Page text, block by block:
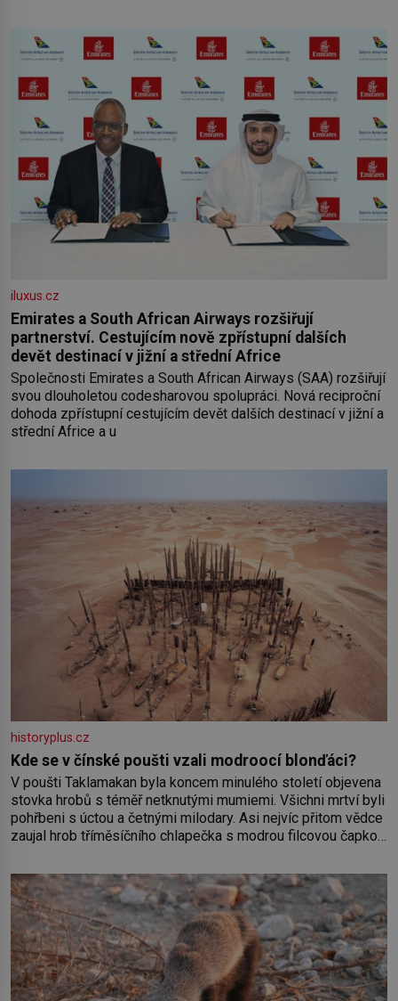
iluxus.cz
Emirates a South African Airways rozšiřují
partnerství. Cestujícím nově zpřístupní dalších
devět destinací v jižní a střední Africe
Společnosti Emirates a South African Airways (SAA) rozšiřují
svou dlouholetou codesharovou spolupráci. Nová reciproční
dohoda zpřístupní cestujícím devět dalších destinací v jižní a
střední Africe a u
historyplus.cz
Kde se v čínské poušti vzali modroocí blonďáci?
V poušti Taklamakan byla koncem minulého století objevena
stovka hrobů s téměř netknutými mumiemi. Všichni mrtví byli
pohřbeni s úctou a četnými milodary. Asi nejvíc přitom vědce
zaujal hrob tříměsíčního chlapečka s modrou filcovou čapkou,
nesmírně dobře zachovalá, přičítají odborníci zdejším
klimatickým podmínkám. Sucho, prosolené písky a extrémně